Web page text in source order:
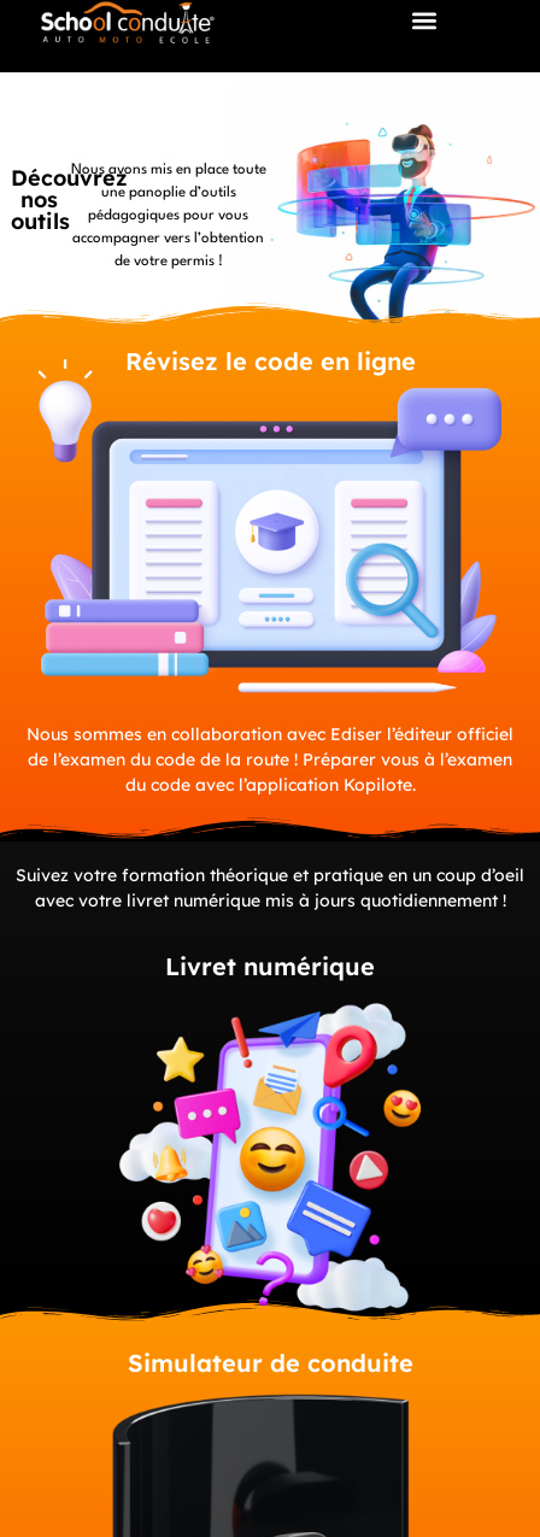
Découvrez
nos
outils
Nous avons mis en place toute
une panoplie d’outils
pédagogiques pour vous
accompagner vers l’obtention
de votre permis !
Révisez le code en ligne
Nous sommes en collaboration avec Ediser l’éditeur officiel
de l’examen du code de la route ! Préparer vous à l’examen
du code avec l’application Kopilote.
Livret numérique
Suivez votre formation théorique et pratique en un coup d’oeil
avec votre livret numérique mis à jours quotidiennement !
Simulateur de conduite